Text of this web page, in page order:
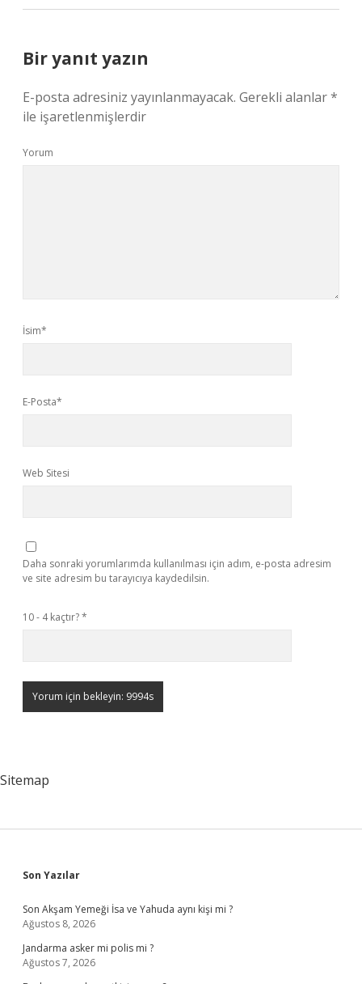
Bir yanıt yazın
E-posta adresiniz yayınlanmayacak. Gerekli alanlar*
ile işaretlenmişlerdir
Yorum
İsim*
E-Posta*
Web Sitesi
Daha sonraki yorumlarımda kullanılması için adım, e-posta adresim
ve site adresim bu tarayıcıya kaydedilsin.
10 - 4 kaçtır?*
Sitemap
Sidebar
Son Yazılar
Son Akşam Yemeği İsa ve Yahuda aynı kişi mi ?
Ağustos 8, 2026
Jandarma asker mi polis mi ?
Ağustos 7, 2026